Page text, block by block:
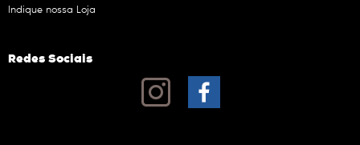
Indique nossa Loja
Redes Sociais